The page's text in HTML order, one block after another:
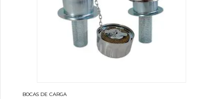
BOCAS DE CARGA